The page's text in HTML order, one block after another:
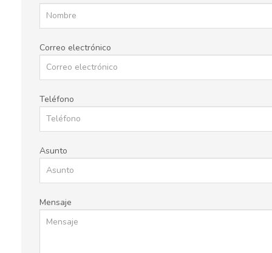
Correo electrónico
Teléfono
Asunto
Mensaje